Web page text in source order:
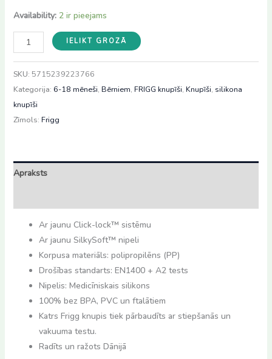
Availability: 2 ir pieejams
Frigg
Daisy
Silicone
Sandstone
(6-
18m)
IELIKT GROZĀ
SKU: 5715239223766
Kategorija: 6-18 mēneši, Bērniem, FRIGG knupīši, Knupīši, silikona
knupīši
Zīmols: Frigg
Apraksts
Ar jaunu Click-lock™ sistēmu
Ar jaunu SilkySoft™ nipeli
Korpusa materiāls: polipropilēns (PP)
Drošības standarts: EN1400 + A2 tests
Nipelis: Medicīniskais silikons
100% bez BPA, PVC un ftalātiem
Katrs Frigg knupis tiek pārbaudīts ar stiepšanās un
vakuuma testu.
Radīts un ražots Dānijā